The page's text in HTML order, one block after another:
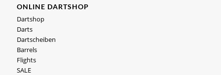
ONLINE DARTSHOP
Dartshop
Darts
Dartscheiben
Barrels
Flights
SALE